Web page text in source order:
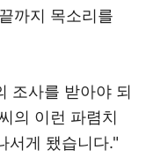
까지 목소리를
조사를 받아야 되
의 이런 파렴치
서게 됐습니다."